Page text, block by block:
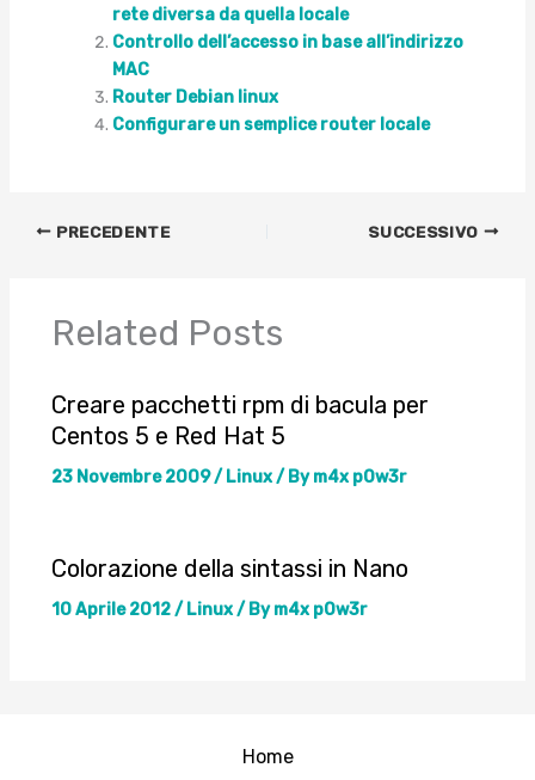
rete diversa da quella locale
Controllo dell’accesso in base all’indirizzo
MAC
Router Debian linux
Configurare un semplice router locale
PRECEDENTE SUCCESSIVO
Related Posts
Creare pacchetti rpm di bacula per
Centos 5 e Red Hat 5
23 Novembre 2009/ Linux/ Bym4x p0w3r
Colorazione della sintassi in Nano
10 Aprile 2012/ Linux/ Bym4x p0w3r
Home